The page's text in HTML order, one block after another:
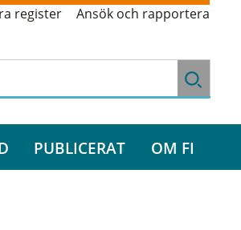
register Ansök och rapportera
PUBLICERAT OM FI